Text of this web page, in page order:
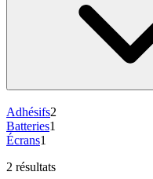
Adhésifs2
Batteries1
Écrans1
2 résultats